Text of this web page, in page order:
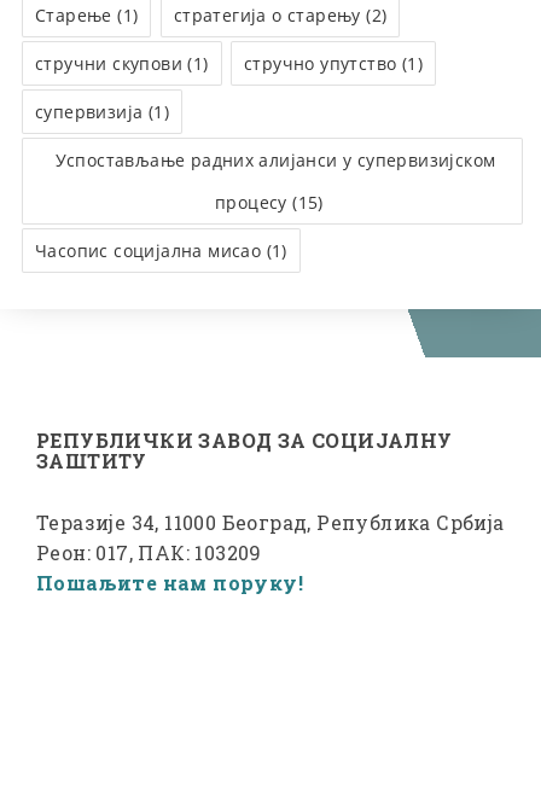
Старење (1) стратегија о старењу (2)
стручни скупови (1) стручно упутство (1)
супервизија (1)
Успостављање радних алијанси у супервизијском
процесу (15)
Часопис социјална мисао (1)
РЕПУБЛИЧКИ ЗАВОД ЗА СОЦИЈАЛНУ
ЗАШТИТУ
Теразије 34, 11000 Београд, Република Србија
Реон: 017, ПАК: 103209
Пошаљите нам поруку!